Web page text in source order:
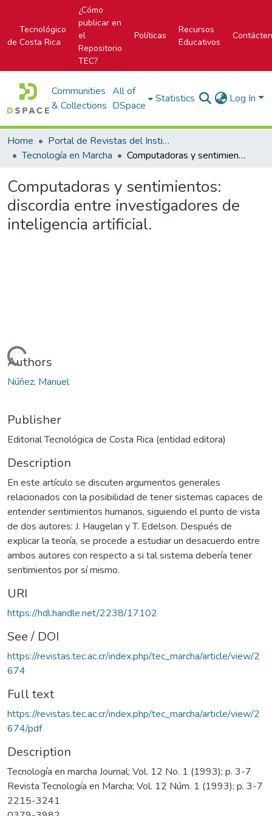
Tecnológico
de Costa Rica
¿Cómo
publicar en
el
Repositorio
TEC?
Políticas
Recursos
Educativos
Communities
& Collections
All of
DSpace
Statistics Log In
Home
Portal de Revistas del Instituto Tecnológico de Costa Rica
Tecnología en Marcha
Computadoras y sentimientos: discordia entre investigadores de inteligencia artificial.
Computadoras y sentimientos:
discordia entre investigadores de
inteligencia artificial.
Loading...
Authors
Núñez, Manuel
Publisher
Editorial Tecnológica de Costa Rica (entidad editora)
Description
En este artículo se discuten argumentos generales
relacionados con la posibilidad de tener sistemas capaces de
entender sentimientos humanos, siguiendo el punto de vista
de dos autores: J. Haugelan y T. Edelson. Después de
explicar la teoría, se procede a estudiar un desacuerdo entre
ambos autores con respecto a si tal sistema debería tener
sentimientos por sí mismo.
URI
https://hdl.handle.net/2238/17102
See / DOI
https://revistas.tec.ac.cr/index.php/tec_marcha/article/view/2
674
Full text
https://revistas.tec.ac.cr/index.php/tec_marcha/article/view/2
674/pdf
Description
Tecnología en marcha Journal; Vol. 12 No. 1 (1993); p. 3-7
Revista Tecnología en Marcha; Vol. 12 Núm. 1 (1993); p. 3-7
2215-3241